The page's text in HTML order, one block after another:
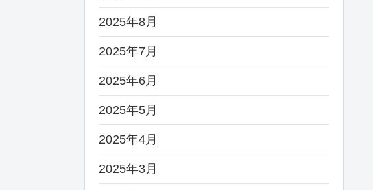
2025年8月
2025年7月
2025年6月
2025年5月
2025年4月
2025年3月